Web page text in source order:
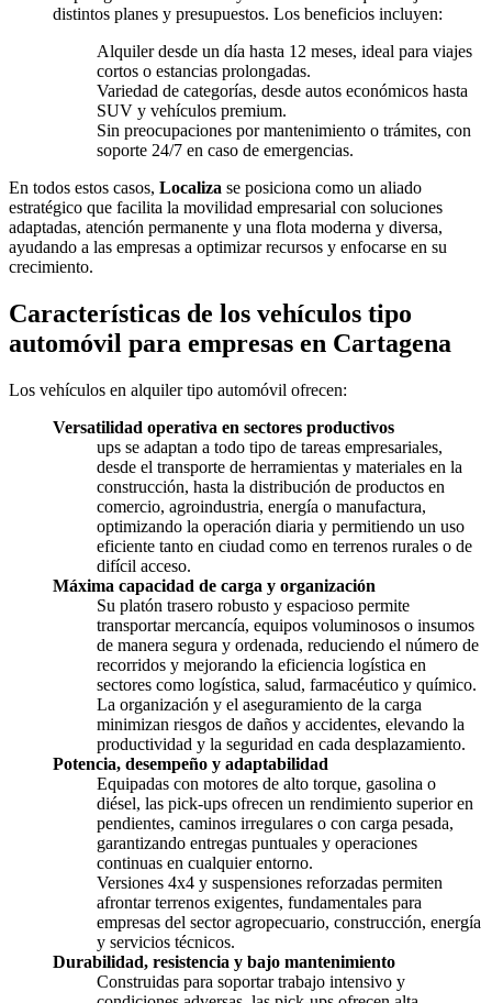
distintos planes y presupuestos. Los beneficios incluyen:
Alquiler desde un día hasta 12 meses, ideal para viajes
cortos o estancias prolongadas.
Variedad de categorías, desde autos económicos hasta
SUV y vehículos premium.
Sin preocupaciones por mantenimiento o trámites, con
soporte 24/7 en caso de emergencias.
En todos estos casos, Localiza se posiciona como un aliado
estratégico que facilita la movilidad empresarial con soluciones
adaptadas, atención permanente y una flota moderna y diversa,
ayudando a las empresas a optimizar recursos y enfocarse en su
crecimiento.
Características de los vehículos tipo
automóvil para empresas en Cartagena
Los vehículos en alquiler tipo automóvil ofrecen:
Versatilidad operativa en sectores productivos
ups se adaptan a todo tipo de tareas empresariales,
desde el transporte de herramientas y materiales en la
construcción, hasta la distribución de productos en
comercio, agroindustria, energía o manufactura,
optimizando la operación diaria y permitiendo un uso
eficiente tanto en ciudad como en terrenos rurales o de
difícil acceso.
Máxima capacidad de carga y organización
Su platón trasero robusto y espacioso permite
transportar mercancía, equipos voluminosos o insumos
de manera segura y ordenada, reduciendo el número de
recorridos y mejorando la eficiencia logística en
sectores como logística, salud, farmacéutico y químico.
La organización y el aseguramiento de la carga
minimizan riesgos de daños y accidentes, elevando la
productividad y la seguridad en cada desplazamiento.
Potencia, desempeño y adaptabilidad
Equipadas con motores de alto torque, gasolina o
diésel, las pick-ups ofrecen un rendimiento superior en
pendientes, caminos irregulares o con carga pesada,
garantizando entregas puntuales y operaciones
continuas en cualquier entorno.
Versiones 4x4 y suspensiones reforzadas permiten
afrontar terrenos exigentes, fundamentales para
empresas del sector agropecuario, construcción, energía
y servicios técnicos.
Durabilidad, resistencia y bajo mantenimiento
Construidas para soportar trabajo intensivo y